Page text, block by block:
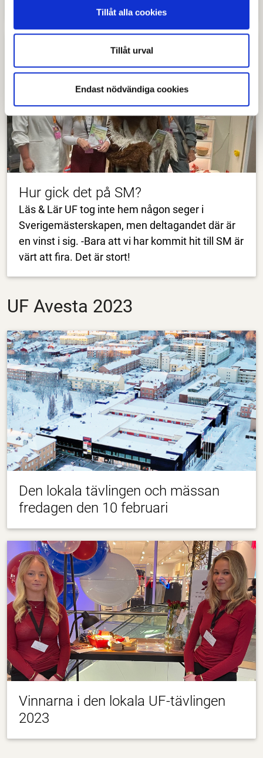
Tillåt alla cookies
Tillåt urval
Endast nödvändiga cookies
Hur gick det på SM?
Läs & Lär UF tog inte hem någon seger i
Sverigemästerskapen, men deltagandet där är
en vinst i sig. -Bara att vi har kommit hit till SM är
värt att fira. Det är stort!
UF Avesta 2023
Den lokala tävlingen och mässan
fredagen den 10 februari
Vinnarna i den lokala UF-tävlingen
2023